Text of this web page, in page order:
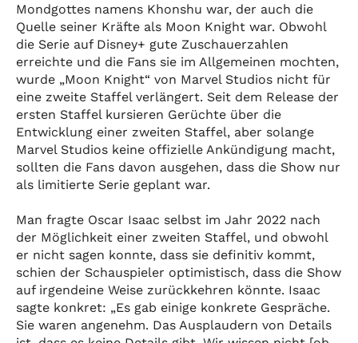
Mondgottes namens Khonshu war, der auch die
Quelle seiner Kräfte als Moon Knight war. Obwohl
die Serie auf Disney+ gute Zuschauerzahlen
erreichte und die Fans sie im Allgemeinen mochten,
wurde „Moon Knight“ von Marvel Studios nicht für
eine zweite Staffel verlängert. Seit dem Release der
ersten Staffel kursieren Gerüchte über die
Entwicklung einer zweiten Staffel, aber solange
Marvel Studios keine offizielle Ankündigung macht,
sollten die Fans davon ausgehen, dass die Show nur
als limitierte Serie geplant war.
Man fragte Oscar Isaac selbst im Jahr 2022 nach
der Möglichkeit einer zweiten Staffel, und obwohl
er nicht sagen konnte, dass sie definitiv kommt,
schien der Schauspieler optimistisch, dass die Show
auf irgendeine Weise zurückkehren könnte. Isaac
sagte konkret: „Es gab einige konkrete Gespräche.
Sie waren angenehm. Das Ausplaudern von Details